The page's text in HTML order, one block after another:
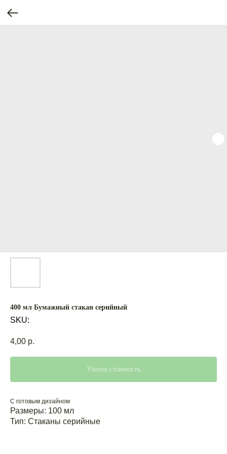
400 мл Бумажный стакан серийный
SKU:
4,00 р.
Узнать стоимость
С готовым дизайном
Размеры: 100 мл
Тип: Стаканы серийные